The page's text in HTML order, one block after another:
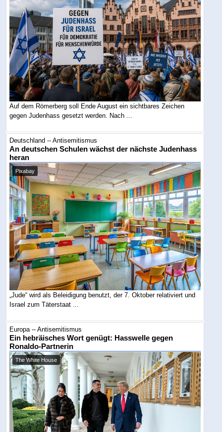
Auf dem Römerberg soll Ende August ein sichtbares Zeichen
gegen Judenhass gesetzt werden. Nach ...
Deutschland -- Antisemitismus
An deutschen Schulen wächst der nächste Judenhass
heran
Pixabay
„Jude“ wird als Beleidigung benutzt, der 7. Oktober relativiert und
Israel zum Täterstaat ...
Europa -- Antisemitismus
Ein hebräisches Wort genügt: Hasswelle gegen
Ronaldo-Partnerin
The White House